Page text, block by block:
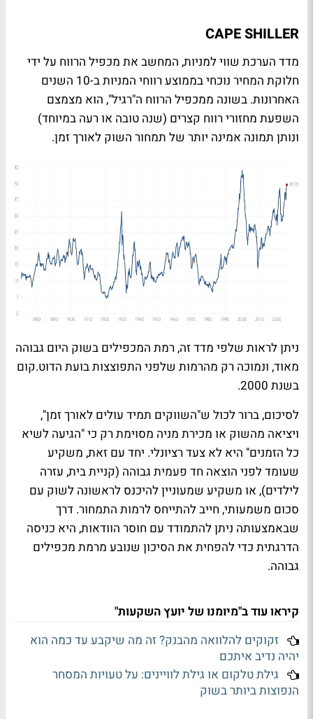
CAPE SHILLER
מדד הערכת שווי למניות, המחשב את מכפיל הרווח על ידי
חלוקת המחיר נוכחי בממוצע רווחי המניות ב-10 השנים
האחרונות. בשונה ממכפיל הרווח ה"רגיל", הוא מצמצם
השפעת מחזורי רווח קצרים (שנה טובה או רעה במיוחד)
ונותן תמונה אמינה יותר של תמחור השוק לאורך זמן.
ניתן לראות שלפי מדד זה, רמת המכפילים בשוק היום גבוהה
מאוד, ונמוכה רק מהרמות שלפני התפוצצות בועת הדוט.קום
בשנת 2000.
לסיכום, ברור לכול ש"השווקים תמיד עולים לאורך זמן",
ויציאה מהשוק או מכירת מניה מסוימת רק כי "הגיעה לשיא
כל הזמנים" היא לא צעד רציונלי. יחד עם זאת, משקיע
שעומד לפני הוצאה חד פעמית גבוהה (קניית בית, עזרה
לילדים), או משקיע שמעוניין להיכנס לראשונה לשוק עם
סכום משמעותי, חייב להתייחס לרמות התמחור. דרך
שבאמצעותה ניתן להתמודד עם חוסר הוודאות, היא כניסה
הדרגתית כדי להפחית את הסיכון שנובע מרמת מכפילים
גבוהה.
קיראו עוד ב"מיומנו של יועץ השקעות"
זקוקים להלוואה מהבנק? זה מה שיקבע עד כמה הוא
יהיה נדיב איתכם
גילת טלקום או גילת לוויינים: על טעויות המסחר
הנפוצות ביותר בשוק